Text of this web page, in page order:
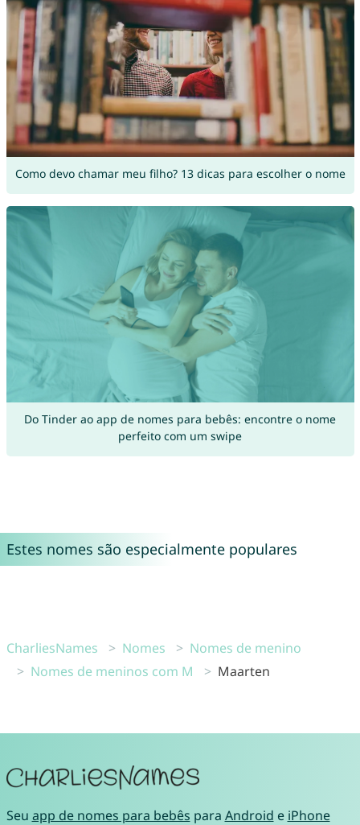
Como devo chamar meu filho? 13 dicas para escolher o nome
Do Tinder ao app de nomes para bebês: encontre o nome
perfeito com um swipe
Estes nomes são especialmente populares
CharliesNames Nomes
Nomes de menino
Nomes de meninos com M
Maarten
Seu app de nomes para bebês para Android e iPhone